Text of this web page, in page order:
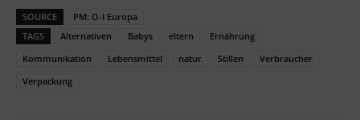
SOURCE
PM: O-I Europa
TAGS
Alternativen Babys eltern
Ernährung
Kommunikation
Lebensmittel natur Stillen
Verbraucher
Verpackung